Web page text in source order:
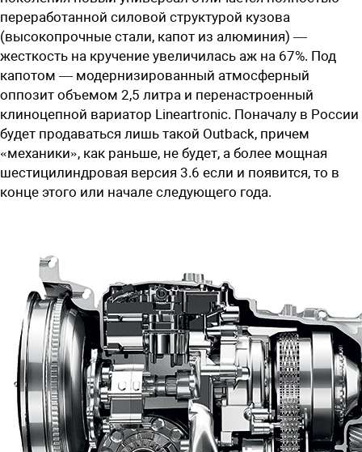
переработанной силовой структурой кузова
(высокопрочные стали, капот из алюминия) —
жесткость на кручение увеличилась аж на 67%. Под
капотом — модернизированный атмосферный
оппозит объемом 2,5 литра и перенастроенный
клиноцепной вариатор Lineartronic. Поначалу в России
будет продаваться лишь такой Outback, причем
«механики», как раньше, не будет, а более мощная
шестицилиндровая версия 3.6 если и появится, то в
конце этого или начале следующего года.